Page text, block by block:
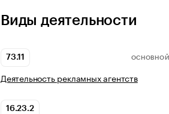
Виды деятельности
73.11 ОСНОВНОЙ
Деятельность рекламных агентств
16.23.2